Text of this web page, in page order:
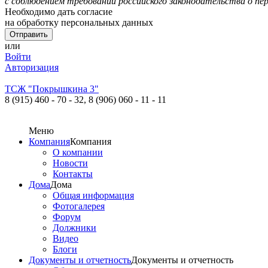
Необходимо дать согласие
на обработку персональных данных
или
Войти
Авторизация
ТСЖ "Покрышкина 3"
8 (915) 460 - 70 - 32, 8 (906) 060 - 11 - 11
Меню
КомпанияКомпания
О компании
Новости
Контакты
ДомаДома
Общая информация
Фотогалерея
Форум
Должники
Видео
Блоги
Документы и отчетностьДокументы и отчетность